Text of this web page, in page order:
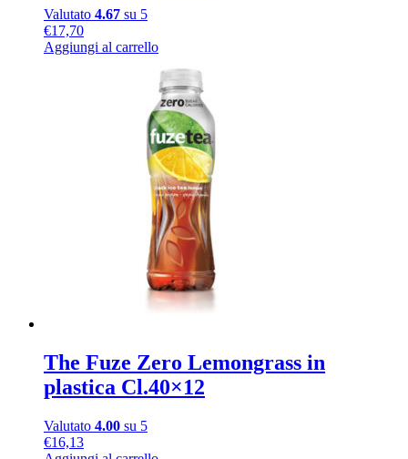
Valutato 4.67 su 5
€17,70
Aggiungi al carrello
The Fuze Zero Lemongrass in
plastica Cl.40×12
Valutato 4.00 su 5
€16,13